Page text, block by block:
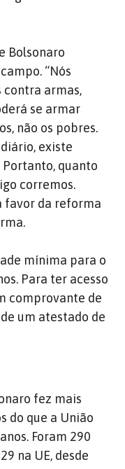
Bolsonaro
“Nós
contra armas,
se armar
não os pobres.
existe
quanto
corremos.
favor da reforma
mínima para o
Para ter acesso
comprovante de
um atestado de
fez mais
do que a União
Foram 290
na UE, desde